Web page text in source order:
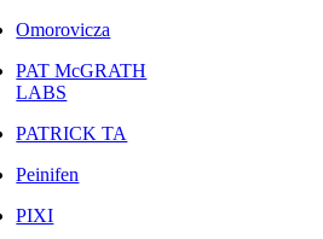
Omorovicza
PAT McGRATH
LABS
PATRICK TA
Peinifen
PIXI